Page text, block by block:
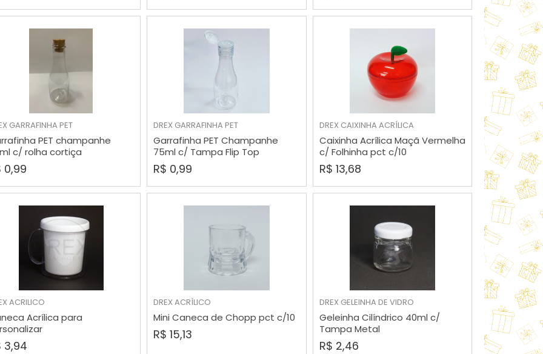
GARRAFINHA PET
PET champanhe
c/ rolha cortiça
0,99
COMPRAR DREX GARRAFINHA PET
Garrafinha PET Champanhe
75ml c/ Tampa Flip Top
R$ 0,99
COMPRAR DREX CAIXINHA ACRÍLICA
Caixinha Acrílica Maçã Vermelha
c/ Folhinha pct c/10
R$ 13,68
COMPRAR
ACRILICO
Acrílica para
3,94
COMPRAR DREXACRÌLICO
Mini Caneca de Chopp pct c/10
R$ 15,13
COMPRAR DREX GELEINHA DE VIDRO
Geleinha Cilíndrico 40ml c/
Tampa Metal
R$ 2,46
COMPRAR